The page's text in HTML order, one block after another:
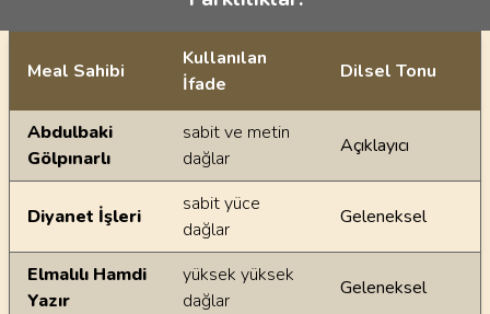
Ayetin meallerindeki dilsel farklılıklar
Meal Sahibi
Kullanılan
İfade
Dilsel Tonu
Abdulbaki
Gölpınarlı
sabit ve metin
dağlar
Açıklayıcı
Diyanet İşleri
sabit yüce
dağlar
Geleneksel
Elmalılı Hamdi
Yazır
yüksek yüksek
dağlar
Geleneksel